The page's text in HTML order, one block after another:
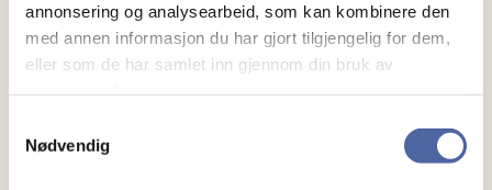
annonsering og analysearbeid, som kan kombinere den
med annen informasjon du har gjort tilgjengelig for dem,
eller som de har samlet inn gjennom din bruk av
Nødvendig
høyere uføretrygd. Unge uføre er sikret en høyere
minstesats enn andre.
disse tre vilkårene: